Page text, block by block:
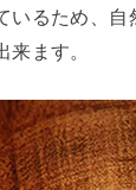
いるため、
来ます。